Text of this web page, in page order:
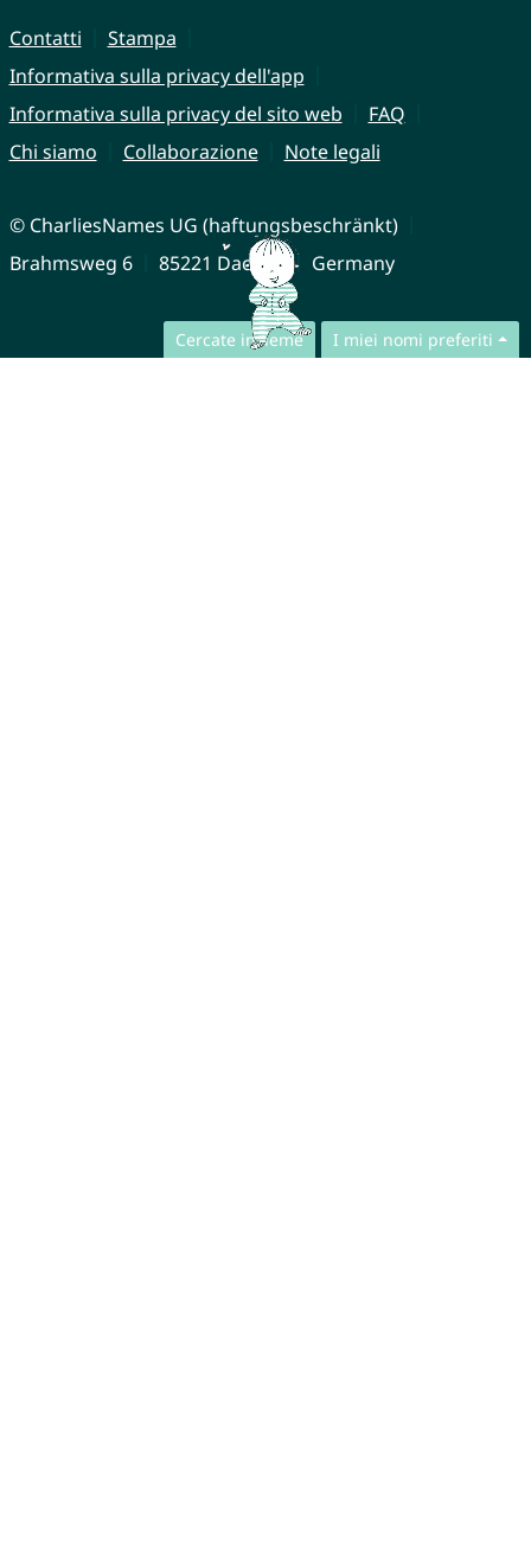
Cercate insieme I miei nomi preferiti
Contatti
Stampa
Informativa sulla privacy dell'app
Informativa sulla privacy del sito web
FAQ
Chi siamo
Collaborazione Note legali
© CharliesNames UG (haftungsbeschränkt)
Brahmsweg 6
85221 Dachau Germany